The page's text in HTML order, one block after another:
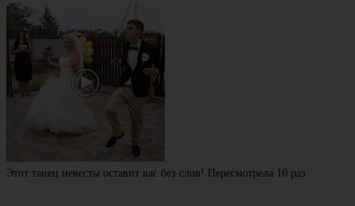
Этот танец невесты оставит вас без слов! Пересмотрела 10 раз